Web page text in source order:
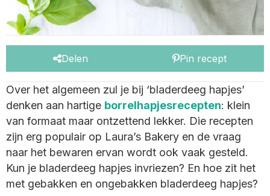
Delen Pin recept
Over het algemeen zul je bij ‘bladerdeeg hapjes’
denken aan hartige borrelhapjesrecepten: klein
van formaat maar ontzettend lekker. Die recepten
zijn erg populair op Laura’s Bakery en de vraag
naar het bewaren ervan wordt ook vaak gesteld.
Kun je bladerdeeg hapjes invriezen? En hoe zit het
met gebakken en ongebakken bladerdeeg hapjes?